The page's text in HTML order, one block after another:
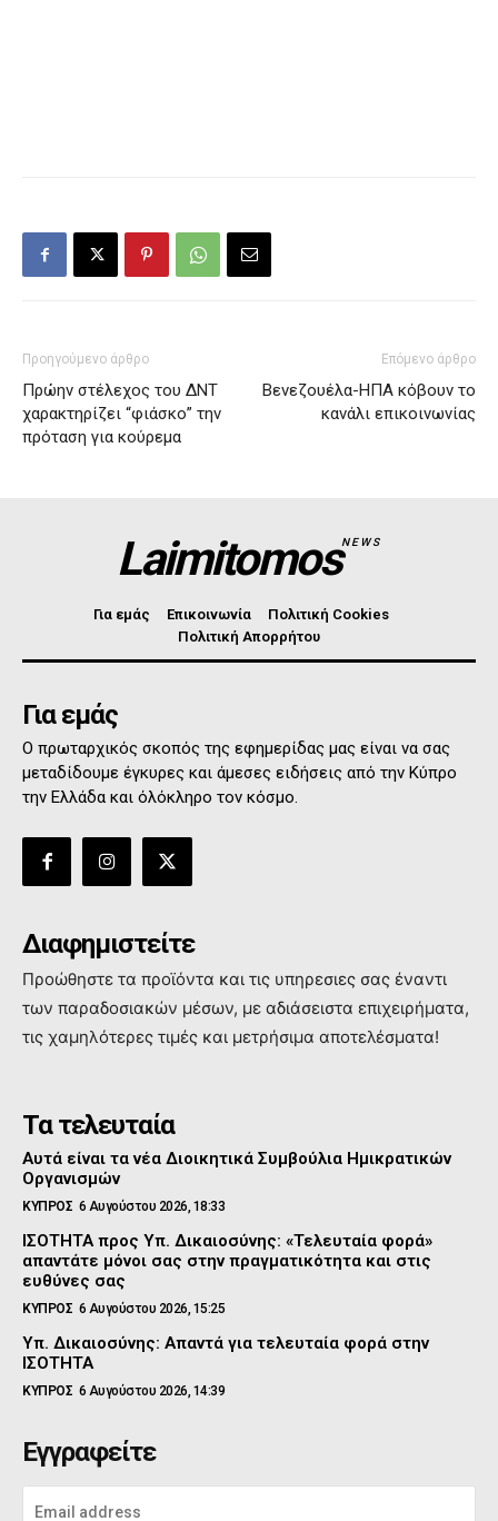
Προηγούμενο άρθρο
Πρώην στέλεχος του ΔΝΤ
χαρακτηρίζει “φιάσκο” την
πρόταση για κούρεμα
Επόμενο άρθρο
Βενεζουέλα-ΗΠΑ κόβουν το
κανάλι επικοινωνίας
LaimitomosNEWS
Για εμάς Επικοινωνία
Πολιτική Cookies
Πολιτική Απορρήτου
Για εμάς
Ο πρωταρχικός σκοπός της εφημερίδας μας είναι να σας
μεταδίδουμε έγκυρες και άμεσες ειδήσεις από την Κύπρο
την Ελλάδα και όλόκληρο τον κόσμο.
Διαφημιστείτε
Προώθηστε τα προϊόντα και τις υπηρεσιες σας έναντι
των παραδοσιακών μέσων, με αδιάσειστα επιχειρήματα,
τις χαμηλότερες τιμές και μετρήσιμα αποτελέσματα!
Τα τελευταία
Αυτά είναι τα νέα Διοικητικά Συμβούλια Ημικρατικών
Οργανισμών
ΚΥΠΡΟΣ 6 Αυγούστου 2026, 18:33
ΙΣΟΤΗΤΑ προς Υπ. Δικαιοσύνης: «Τελευταία φορά»
απαντάτε μόνοι σας στην πραγματικότητα και στις
ευθύνες σας
ΚΥΠΡΟΣ 6 Αυγούστου 2026, 15:25
Υπ. Δικαιοσύνης: Απαντά για τελευταία φορά στην
ΙΣΟΤΗΤΑ
ΚΥΠΡΟΣ 6 Αυγούστου 2026, 14:39
Εγγραφείτε